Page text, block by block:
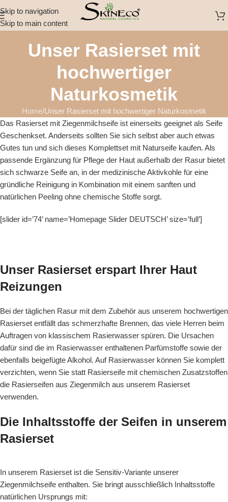
Skip to navigation
Skip to main content
Unser Rasierset mit
hochwertiger
Naturkosmetik
Home Unser Rasierset mit hochwertiger Naturkosmetik
Das Rasierset mit Ziegenmilchseife ist einerseits geeignet als Seife
Geschenkset. Anderseits sollten Sie sich selbst aber auch etwas
Gutes tun und sich dieses Komplettset mit Naturseife kaufen. Als
passende Ergänzung für Pflege der Haut außerhalb der Rasur bietet
sich schwarze Seife an, in der medizinische Aktivkohle für eine
gründliche Reinigung in Kombination mit einem sanften und
natürlichen Peeling ohne chemische Stoffe sorgt.
[slider id=’74’ name=’Homepage Slider DEUTSCH’ size=’full’]
Unser Rasierset erspart Ihrer Haut
Reizungen
Bei der täglichen Rasur mit dem Zubehör aus unserem hochwertigen
Rasierset entfällt das schmerzhafte Brennen, das viele Herren beim
Auftragen von klassischem Rasierwasser spüren. Die Ursachen
dafür sind die im Rasierwasser enthaltenen Parfümstoffe sowie der
ebenfalls beigefügte Alkohol. Auf Rasierwasser können Sie komplett
verzichten, wenn Sie statt Rasierseife mit chemischen Zusatzstoffen
die Rasierseifen aus Ziegenmilch aus unserem Rasierset
verwenden.
Die Inhaltsstoffe der Seifen in unserem
Rasierset
In unserem Rasierset ist die Sensitiv-Variante unserer
Ziegenmilchseife enthalten. Sie bringt ausschließlich Inhaltsstoffe
natürlichen Ursprungs mit: